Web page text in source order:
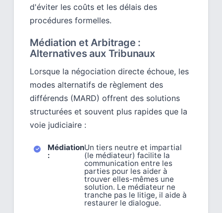
d'éviter les coûts et les délais des
procédures formelles.
Médiation et Arbitrage :
Alternatives aux Tribunaux
Lorsque la négociation directe échoue, les
modes alternatifs de règlement des
différends (MARD) offrent des solutions
structurées et souvent plus rapides que la
voie judiciaire :
Médiation
:
Un tiers neutre et impartial
(le médiateur) facilite la
communication entre les
parties pour les aider à
trouver elles-mêmes une
solution. Le médiateur ne
tranche pas le litige, il aide à
restaurer le dialogue.